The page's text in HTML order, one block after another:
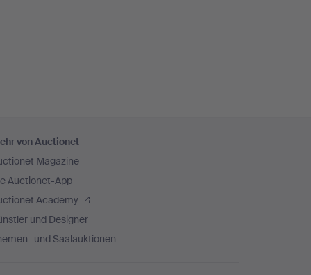
von Auctionet
Magazine
Auctionet-App
Academy
und Designer
und Saalauktionen